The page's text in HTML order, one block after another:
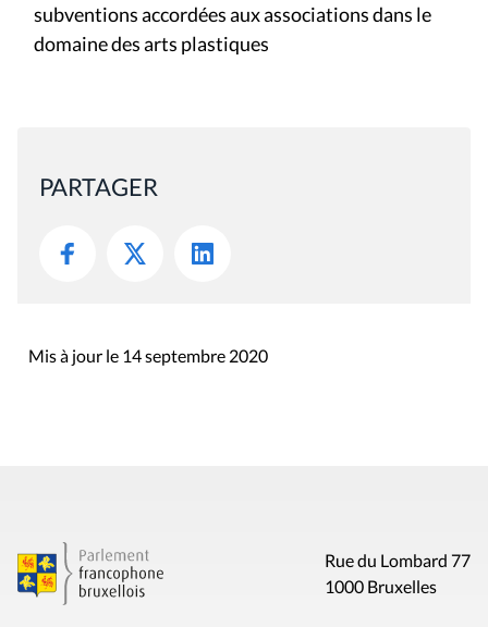
subventions accordées aux associations dans le
domaine des arts plastiques
PARTAGER
Mis à jour le 14 septembre 2020
Rue du Lombard 77
1000 Bruxelles